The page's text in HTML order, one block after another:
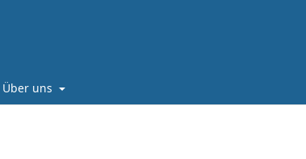
Über uns